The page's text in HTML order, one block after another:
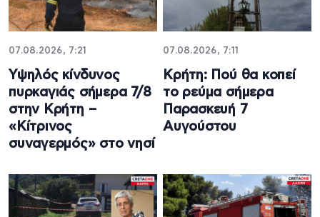
07.08.2026, 7:21
Υψηλός κίνδυνος
πυρκαγιάς σήμερα 7/8
στην Κρήτη –
«Κίτρινος
συναγερμός» στο νησί
07.08.2026, 7:11
Κρήτη: Πού θα κοπεί
το ρεύμα σήμερα
Παρασκευή 7
Αυγούστου